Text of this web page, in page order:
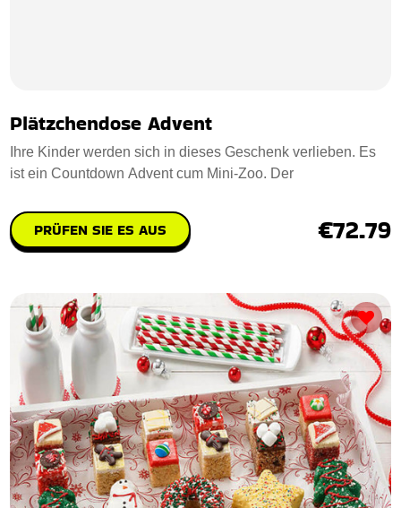
Plätzchendose Advent
Ihre Kinder werden sich in dieses Geschenk verlieben. Es
ist ein Countdown Advent cum Mini-Zoo. Der
PRÜFEN SIE ES AUS €72.79